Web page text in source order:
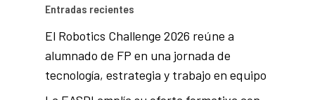
Entradas recientes
El Robotics Challenge 2026 reúne a
alumnado de FP en una jornada de
tecnología, estrategia y trabajo en equipo